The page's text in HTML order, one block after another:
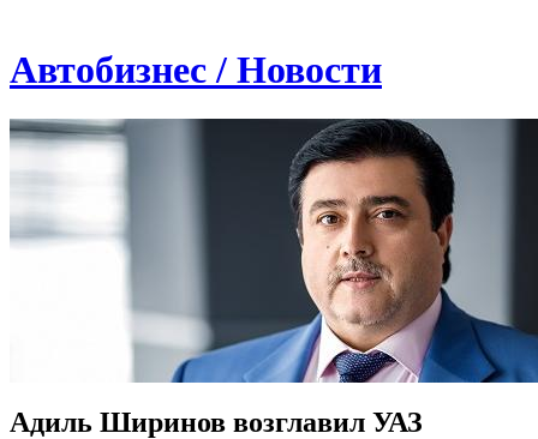
Автобизнес / Новости
Адиль Ширинов возглавил УАЗ